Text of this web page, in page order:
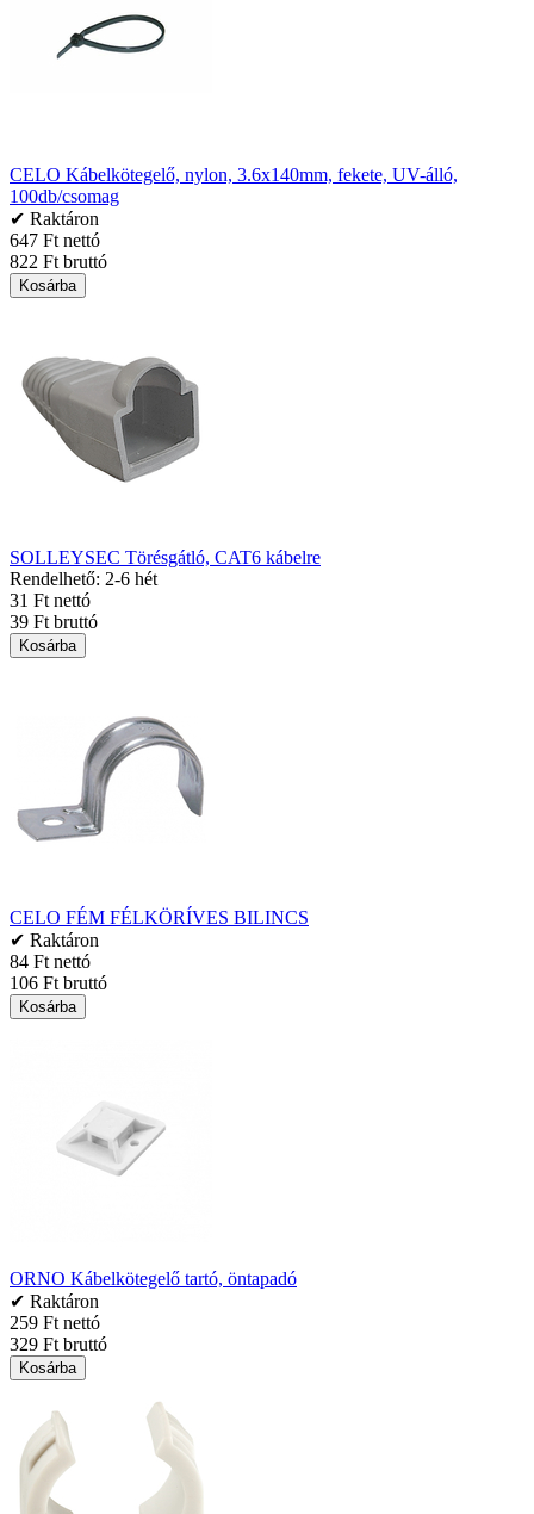
CELO Kábelkötegelő, nylon, 3.6x140mm, fekete, UV-álló,
100db/csomag
✔ Raktáron
647 Ft nettó
822 Ft bruttó
Kosárba
SOLLEYSEC Törésgátló, CAT6 kábelre
Rendelhető: 2-6 hét
31 Ft nettó
39 Ft bruttó
Kosárba
CELO FÉM FÉLKÖRÍVES BILINCS
✔ Raktáron
84 Ft nettó
106 Ft bruttó
Kosárba
ORNO Kábelkötegelő tartó, öntapadó
✔ Raktáron
259 Ft nettó
329 Ft bruttó
Kosárba